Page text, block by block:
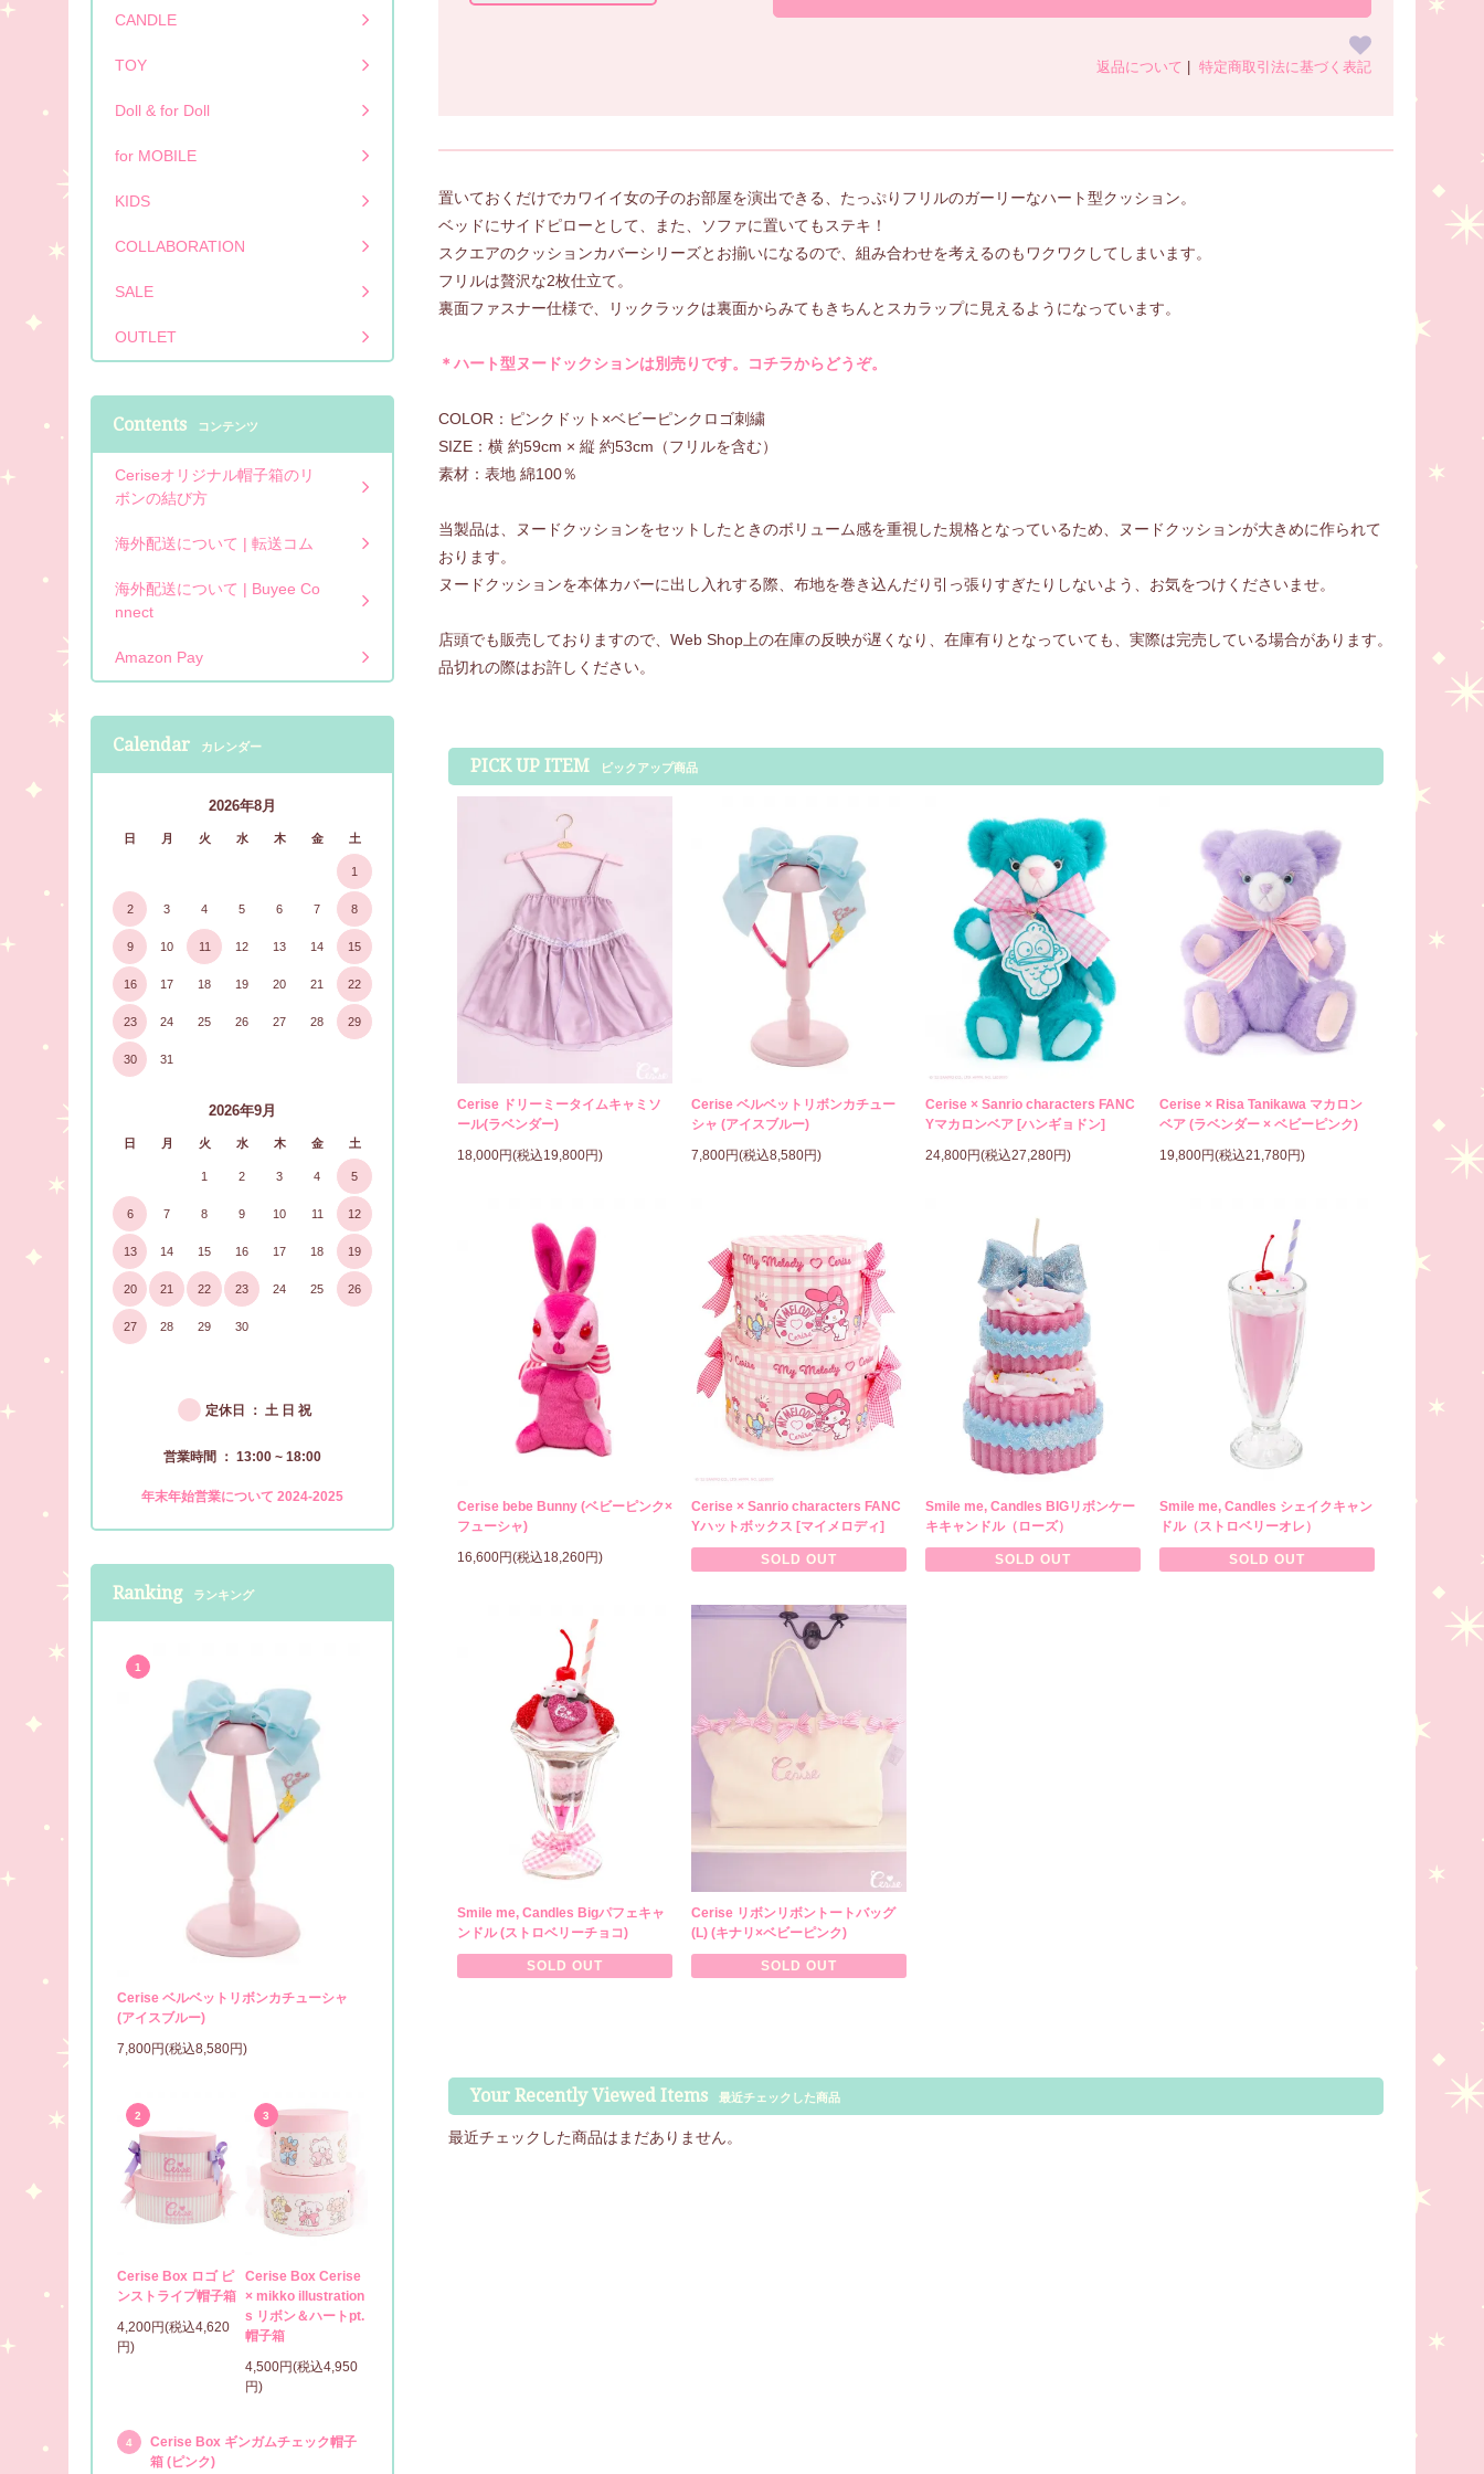
返品について 特定商取引法に基づく表記
置いておくだけでカワイイ女の子のお部屋を演出できる、たっぷりフリルのガーリーなハート型クッション。
ベッドにサイドピローとして、また、ソファに置いてもステキ！
スクエアのクッションカバーシリーズとお揃いになるので、組み合わせを考えるのもワクワクしてしまいます。
フリルは贅沢な2枚仕立て。
裏面ファスナー仕様で、リックラックは裏面からみてもきちんとスカラップに見えるようになっています。
＊ハート型ヌードックションは別売りです。コチラからどうぞ。
COLOR：ピンクドット×ベビーピンクロゴ刺繍
SIZE：横 約59cm × 縦 約53cm（フリルを含む）
素材：表地 綿100％
当製品は、ヌードクッションをセットしたときのボリューム感を重視した規格となっているため、ヌードクッションが大きめに作られて
おります。
ヌードクッションを本体カバーに出し入れする際、布地を巻き込んだり引っ張りすぎたりしないよう、お気をつけくださいませ。
店頭でも販売しておりますので、Web Shop上の在庫の反映が遅くなり、在庫有りとなっていても、実際は完売している場合があります。
品切れの際はお許しください。
PICK UP ITEM ピックアップ商品
Cerise ドリーミータイムキャミソ
ール(ラベンダー)
18,000円(税込19,800円)
Cerise ベルベットリボンカチュー
シャ (アイスブルー)
7,800円(税込8,580円)
Cerise × Sanrio characters FANC
Yマカロンベア [ハンギョドン]
24,800円(税込27,280円)
Cerise × Risa Tanikawa マカロン
ベア (ラベンダー × ベビーピンク)
19,800円(税込21,780円)
Cerise bebe Bunny (ベビーピンク×
フューシャ)
16,600円(税込18,260円)
Cerise × Sanrio characters FANC
Yハットボックス [マイメロディ]
SOLD OUT
Smile me, Candles BIGリボンケー
キキャンドル（ローズ）
SOLD OUT
Smile me, Candles シェイクキャン
ドル（ストロベリーオレ）
SOLD OUT
Smile me, Candles Bigパフェキャ
ンドル (ストロベリーチョコ)
SOLD OUT
Cerise リボンリボントートバッグ
(L) (キナリ×ベビーピンク)
SOLD OUT
Your Recently Viewed Items 最近チェックした商品
最近チェックした商品はまだありません。
CANDLE
TOY
Doll & for Doll
for MOBILE
KIDS
COLLABORATION
SALE
OUTLET
Contents コンテンツ
Ceriseオリジナル帽子箱のリ
ボンの結び方
海外配送について | 転送コム
海外配送について | Buyee Co
nnect
Amazon Pay
Calendar カレンダー
2026年8月
日 月 火 水 木 金 土
1
2 3 4 5 6 7 8
9 10 11 12 13 14 15
16 17 18 19 20 21 22
23 24 25 26 27 28 29
30 31
2026年9月
日 月 火 水 木 金 土
1 2 3 4 5
6 7 8 9 10 11 12
13 14 15 16 17 18 19
20 21 22 23 24 25 26
27 28 29 30
● 定休日 ： 土 日 祝
営業時間 ： 13:00 ~ 18:00
年末年始営業について 2024-2025
Ranking ランキング
1
Cerise ベルベットリボンカチューシャ
(アイスブルー)
7,800円(税込8,580円)
2
Cerise Box ロゴ ピ
ンストライプ帽子箱
4,200円(税込4,620
円)
3
Cerise Box Cerise
× mikko illustration
s リボン＆ハートpt.
帽子箱
4,500円(税込4,950
円)
4
Cerise Box ギンガムチェック帽子
箱 (ピンク)